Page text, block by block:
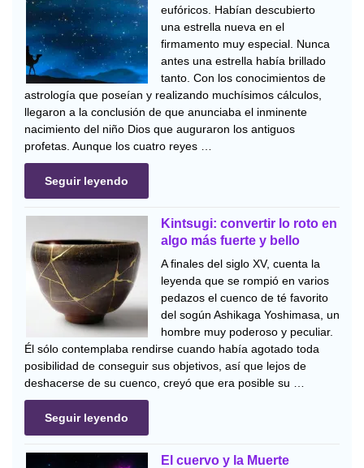
eufóricos. Habían descubierto
una estrella nueva en el
firmamento muy especial. Nunca
antes una estrella había brillado
tanto. Con los conocimientos de
astrología que poseían y realizando muchísimos cálculos,
llegaron a la conclusión de que anunciaba el inminente
nacimiento del niño Dios que auguraron los antiguos
profetas. Aunque los cuatro reyes …
Seguir leyendo
Kintsugi: convertir lo roto en
algo más fuerte y bello
A finales del siglo XV, cuenta la
leyenda que se rompió en varios
pedazos el cuenco de té favorito
del sogún Ashikaga Yoshimasa, un
hombre muy poderoso y peculiar.
Él sólo contemplaba rendirse cuando había agotado toda
posibilidad de conseguir sus objetivos, así que lejos de
deshacerse de su cuenco, creyó que era posible su …
Seguir leyendo
El cuervo y la Muerte